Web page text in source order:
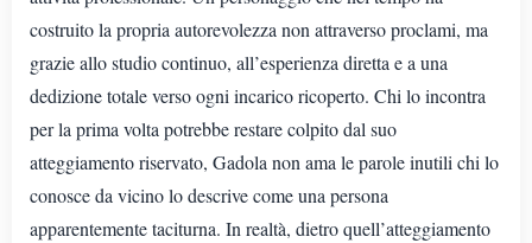
costruito la propria autorevolezza non attraverso proclami, ma
grazie allo studio continuo, all’esperienza diretta e a una
dedizione totale verso ogni incarico ricoperto. Chi lo incontra
per la prima volta potrebbe restare colpito dal suo
atteggiamento riservato, Gadola non ama le parole inutili chi lo
conosce da vicino lo descrive come una persona
apparentemente taciturna. In realtà, dietro quell’atteggiamento